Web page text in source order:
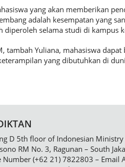
yang akan memberikan
adalah kesempatan yang
diperoleh selama studi di kampus
tambah Yuliana, mahasiswa
yang dibutuhkan di
D 5th floor of Indonesian
RM No. 3, Ragunan – South
Number (+62 21) 7822803 – Email